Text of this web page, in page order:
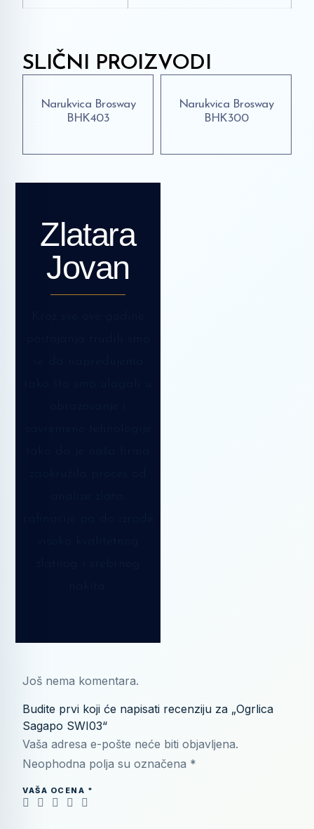
SLIČNI PROIZVODI
Narukvica Brosway
BHK403
Narukvica Brosway
BHK300
Zlatara
Jovan
Još nema komentara.
Budite prvi koji će napisati recenziju za „Ogrlica
Sagapo SWI03“
Vaša adresa e-pošte neće biti objavljena.
Neophodna polja su označena *
VAŠA OCENA *